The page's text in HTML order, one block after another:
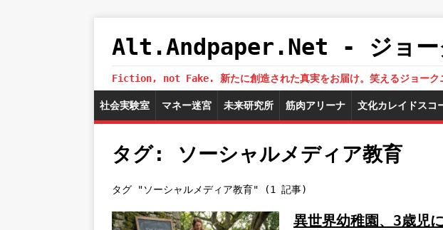
Alt.Andpaper.Net - ジョー
Fiction, not Fake. 新たに創造された真実をお届け。笑えるジョーク
社会実験室 マネー迷宮 未来研究所 筋肉アリーナ 文化カレイドスコ
タグ: ソーシャルメディア教育
タグ "ソーシャルメディア教育" (1 記事)
異世界幼稚園、3歳児